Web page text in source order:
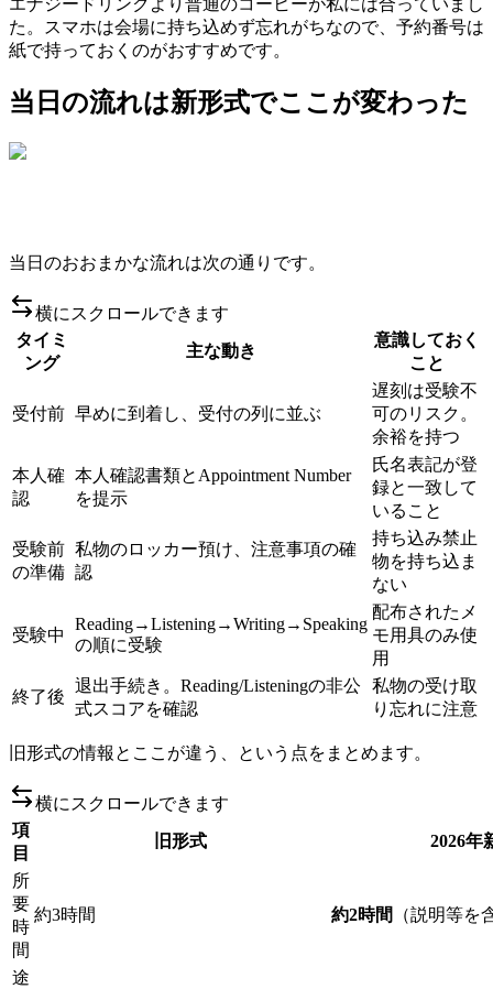
エナジードリンクより普通のコーヒーが私には合っていまし
た。スマホは会場に持ち込めず忘れがちなので、予約番号は
紙で持っておくのがおすすめです。
当日の流れは新形式でここが変わった
当日のおおまかな流れは次の通りです。
横にスクロールできます
タイミ
ング
主な動き
意識しておく
こと
受付前 早めに到着し、受付の列に並ぶ
遅刻は受験不
可のリスク。
余裕を持つ
本人確
認
本人確認書類とAppointment Number
を提示
氏名表記が登
録と一致して
いること
受験前
の準備
私物のロッカー預け、注意事項の確
認
持ち込み禁止
物を持ち込ま
ない
受験中
Reading→Listening→Writing→Speaking
の順に受験
配布されたメ
モ用具のみ使
用
終了後
退出手続き。Reading/Listeningの非公
式スコアを確認
私物の受け取
り忘れに注意
旧形式の情報とここが違う、という点をまとめます。
横にスクロールできます
項
目
旧形式 2026年
所
要
時
間
約3時間 約2時間 （説明等を
途